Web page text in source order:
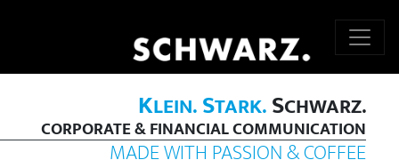
KLEIN.STARK.SCHWARZ.
CORPORATE & FINANCIAL COMMUNICATION
MADE WITH PASSION & COFFEE